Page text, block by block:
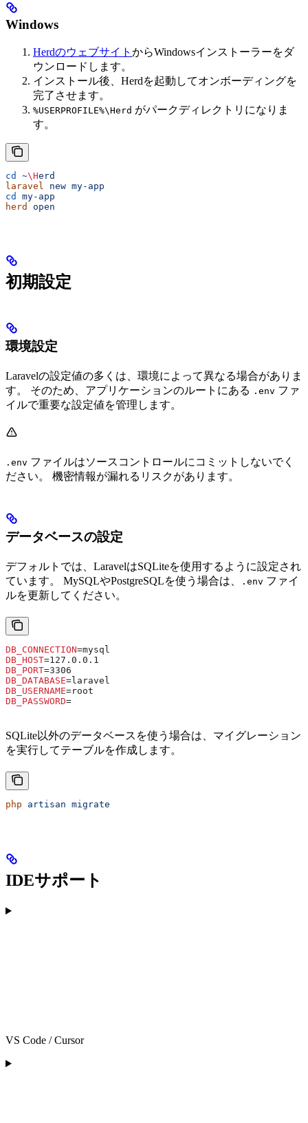
Windows
Herdのウェブサイト からWindowsインストーラーをダ
ウンロードします。
インストール後、Herdを起動してオンボーディングを
完了させます。
%USERPROFILE%\Herd がパークディレクトリになりま
す。
cd ~\Herd
laravel
new my-app
cd
my-app
herd
open
初期設定
環境設定
Laravelの設定値の多くは、環境によって異なる場合がありま
す。 そのため、アプリケーションのルートにある .env ファ
イルで重要な設定値を管理します。
.env ファイルはソースコントロールにコミットしないでく
ださい。 機密情報が漏れるリスクがあります。
データベースの設定
デフォルトでは、LaravelはSQLiteを使用するように設定され
ています。 MySQLやPostgreSQLを使う場合は、
.env ファイ
ルを更新してください。
DB_CONNECTION=mysql
DB_HOST=127.0.0.1
DB_PORT=3306
DB_DATABASE=laravel
DB_USERNAME=root
DB_PASSWORD=
SQLite以外のデータベースを使う場合は、マイグレーション
を実行してテーブルを作成します。
php artisan migrate
IDEサポート
VS Code / Cursor